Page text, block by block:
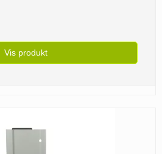
Vis produkt